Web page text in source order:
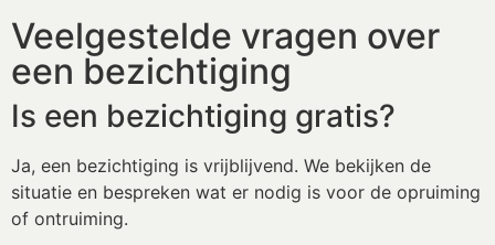
Veelgestelde vragen over
een bezichtiging
Is een bezichtiging gratis?
Ja, een bezichtiging is vrijblijvend. We bekijken de
situatie en bespreken wat er nodig is voor de opruiming
of ontruiming.